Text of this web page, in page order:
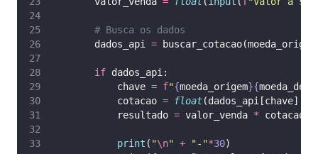
# Busca os dados
        dados_api
=
if dados_api:
            chave
= f"{moeda_origem}{
            cotacao
= float(dados_api[chave][
            resultado
= valor_venda * cotacao
print ( "\n" + " - "*30)